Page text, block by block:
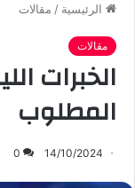
الرئيسية / مقالات
مقالات
الخبرات
المطلوب
14/10/2024
0